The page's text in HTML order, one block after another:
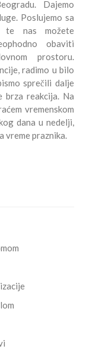
Dajemo
Poslujemo sa
te nas možete
obaviti
prostoru.
radimo u bilo
sprečili dalje
brza reakcija. Na
vremenskom
dana u nedelji,
vreme praznika.